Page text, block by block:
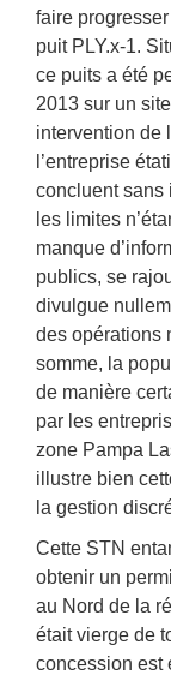
faire
puit PLY.x-1.
ce puits a été
2013 sur un
intervention de
l’entreprise
concluent sans
les limites
manque
publics, se
divulgue
des opérations
somme, la
de manière
par les
zone Pampa
illustre bien
la gestion
Cette STN
obtenir un
au Nord de la
était vierge de
concession est